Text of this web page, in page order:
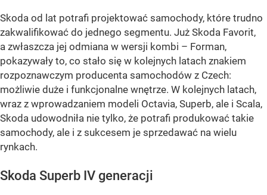
Skoda od lat potrafi projektować samochody, które trudno
zakwalifikować do jednego segmentu. Już Skoda Favorit,
a zwłaszcza jej odmiana w wersji kombi – Forman,
pokazywały to, co stało się w kolejnych latach znakiem
rozpoznawczym producenta samochodów z Czech:
możliwie duże i funkcjonalne wnętrze. W kolejnych latach,
wraz z wprowadzaniem modeli Octavia, Superb, ale i Scala,
Skoda udowodniła nie tylko, że potrafi produkować takie
samochody, ale i z sukcesem je sprzedawać na wielu
rynkach.
Skoda Superb IV generacji